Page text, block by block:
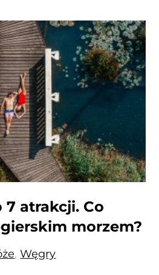
7 atrakcji. Co
morzem?
,Węgry